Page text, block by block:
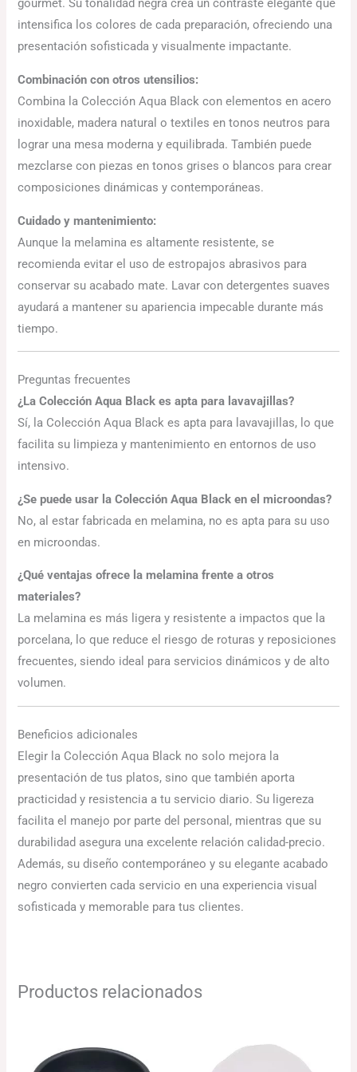
gourmet. Su tonalidad negra crea un contraste elegante que
intensifica los colores de cada preparación, ofreciendo una
presentación sofisticada y visualmente impactante.
Combinación con otros utensilios:
Combina la Colección Aqua Black con elementos en acero
inoxidable, madera natural o textiles en tonos neutros para
lograr una mesa moderna y equilibrada. También puede
mezclarse con piezas en tonos grises o blancos para crear
composiciones dinámicas y contemporáneas.
Cuidado y mantenimiento:
Aunque la melamina es altamente resistente, se
recomienda evitar el uso de estropajos abrasivos para
conservar su acabado mate. Lavar con detergentes suaves
ayudará a mantener su apariencia impecable durante más
tiempo.
Preguntas frecuentes
¿La Colección Aqua Black es apta para lavavajillas?
Sí, la Colección Aqua Black es apta para lavavajillas, lo que
facilita su limpieza y mantenimiento en entornos de uso
intensivo.
¿Se puede usar la Colección Aqua Black en el microondas?
No, al estar fabricada en melamina, no es apta para su uso
en microondas.
¿Qué ventajas ofrece la melamina frente a otros
materiales?
La melamina es más ligera y resistente a impactos que la
porcelana, lo que reduce el riesgo de roturas y reposiciones
frecuentes, siendo ideal para servicios dinámicos y de alto
volumen.
Beneficios adicionales
Elegir la Colección Aqua Black no solo mejora la
presentación de tus platos, sino que también aporta
practicidad y resistencia a tu servicio diario. Su ligereza
facilita el manejo por parte del personal, mientras que su
durabilidad asegura una excelente relación calidad-precio.
Además, su diseño contemporáneo y su elegante acabado
negro convierten cada servicio en una experiencia visual
sofisticada y memorable para tus clientes.
Productos relacionados
desde